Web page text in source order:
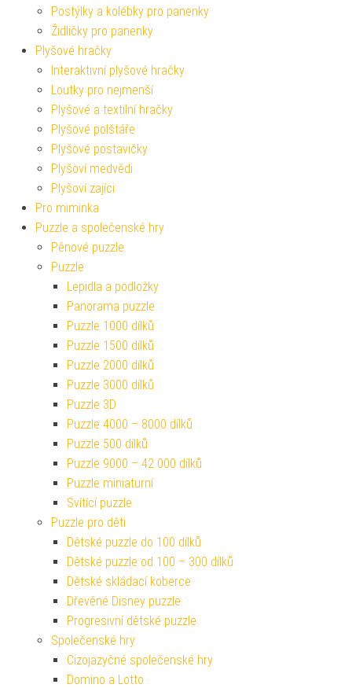
Postýlky a kolébky pro panenky
Židličky pro panenky
Plyšové hračky
Interaktivní plyšové hračky
Loutky pro nejmenší
Plyšové a textilní hračky
Plyšové polštáře
Plyšové postavičky
Plyšoví medvědi
Plyšoví zajíci
Pro miminka
Puzzle a společenské hry
Pěnové puzzle
Puzzle
Lepidla a podložky
Panorama puzzle
Puzzle 1000 dílků
Puzzle 1500 dílků
Puzzle 2000 dílků
Puzzle 3000 dílků
Puzzle 3D
Puzzle 4000 – 8000 dílků
Puzzle 500 dílků
Puzzle 9000 – 42 000 dílků
Puzzle miniaturní
Svítící puzzle
Puzzle pro děti
Dětské puzzle do 100 dílků
Dětské puzzle od 100 – 300 dílků
Dětské skládací koberce
Dřevěné Disney puzzle
Progresivní dětské puzzle
Společenské hry
Cizojazyčné společenské hry
Domino a Lotto